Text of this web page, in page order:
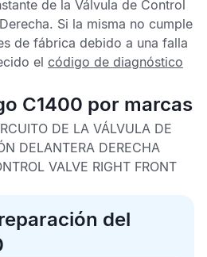
de la Válvula de Control
. Si la misma no cumple
de fábrica debido a una falla
el código de diagnóstico
C1400 por marcas
DE LA VÁLVULA DE
DELANTERA DERECHA
VALVE RIGHT FRONT
del